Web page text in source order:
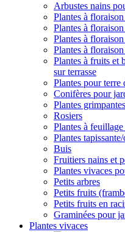
Arbustes nains
Plantes à
Plantes à
Plantes à
Plantes à
Plantes à fruits et
sur terrasse
Plantes pour terre
Conifères pour
Plantes grimpantes
Rosiers
Plantes à
Plantes
Buis
Fruitiers nains et
Plantes vivaces
Petits arbres
Petits fruits
Petits fruits en
Graminées pour
Plantes vivaces